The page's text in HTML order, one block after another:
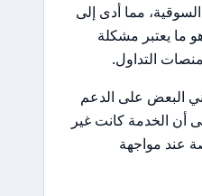
مما أدى إلى
ما يعتبر مشكلة
التداول.
البعض على الدعم
أن الخدمة كانت غير
عند مواجهة